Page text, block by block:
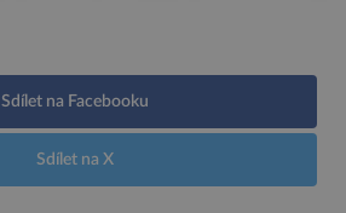
Sdílet na Facebooku
Sdílet na X